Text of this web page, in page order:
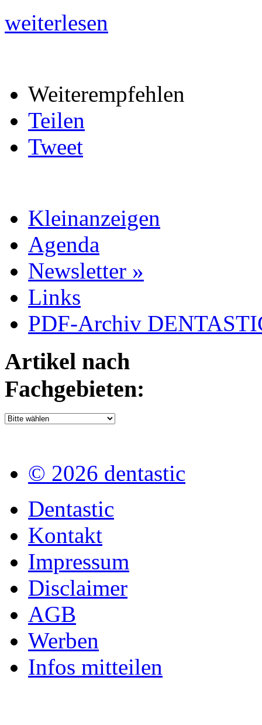
weiterlesen
Weiterempfehlen
Teilen
Tweet
Kleinanzeigen
Agenda
Newsletter »
Links
PDF-Archiv
Artikel nach
Fachgebieten:
© 2026 dentastic
Dentastic
Kontakt
Impressum
Disclaimer
AGB
Werben
Infos mitteilen